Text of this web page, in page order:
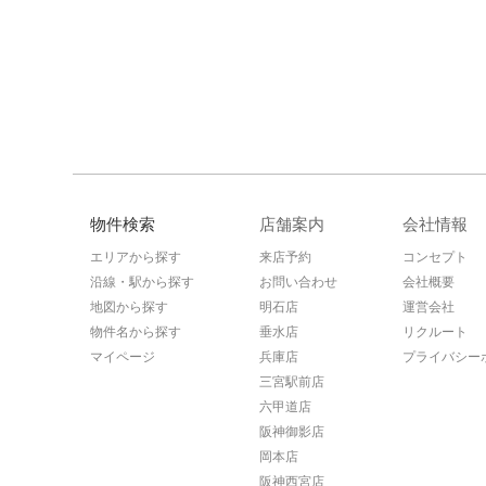
物件検索
エリアから探す
沿線・駅から探す
地図から探す
物件名から探す
マイページ
店舗案内
来店予約
お問い合わせ
明石店
垂水店
兵庫店
三宮駅前店
六甲道店
阪神御影店
岡本店
阪神西宮店
会社情報
コンセプト
会社概要
運営会社
リクルート
プライバシー